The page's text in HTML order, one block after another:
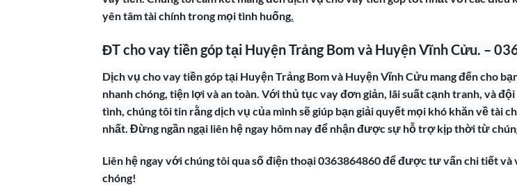
yên tâm tài chính trong mọi tình huống
ĐT cho vay tiền góp tại Huyện Trảng Bom và Huyện Vĩnh Cửu. –
Dịch vụ cho vay tiền góp tại Huyện Trảng Bom và Huyện Vĩnh Cửu mang đến cho
nhanh chóng, tiện lợi và an toàn. Với thủ tục vay đơn giản, lãi suất cạnh tranh, và
tình, chúng tôi tin rằng dịch vụ của mình sẽ giúp bạn giải quyết mọi khó khăn về tài
nhất. Đừng ngần ngại liên hệ ngay hôm nay để nhận được sự hỗ trợ kịp thời từ
Liên hệ ngay với chúng tôi qua số điện thoại 0363864860 để được tư vấn chi tiết và
chóng!